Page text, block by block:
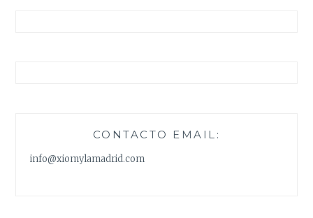
CONTACTO EMAIL:
info@xiomylamadrid.com